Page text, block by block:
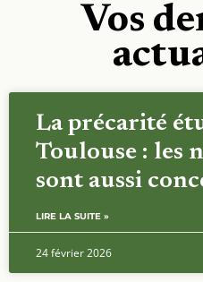
Vos
La précarité
Toulouse : les
sont aussi
LIRE LA SUITE »
24 février 2026